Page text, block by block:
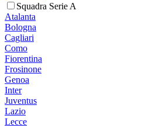
Squadra Serie A
Atalanta
Bologna
Cagliari
Como
Fiorentina
Frosinone
Genoa
Inter
Juventus
Lazio
Lecce